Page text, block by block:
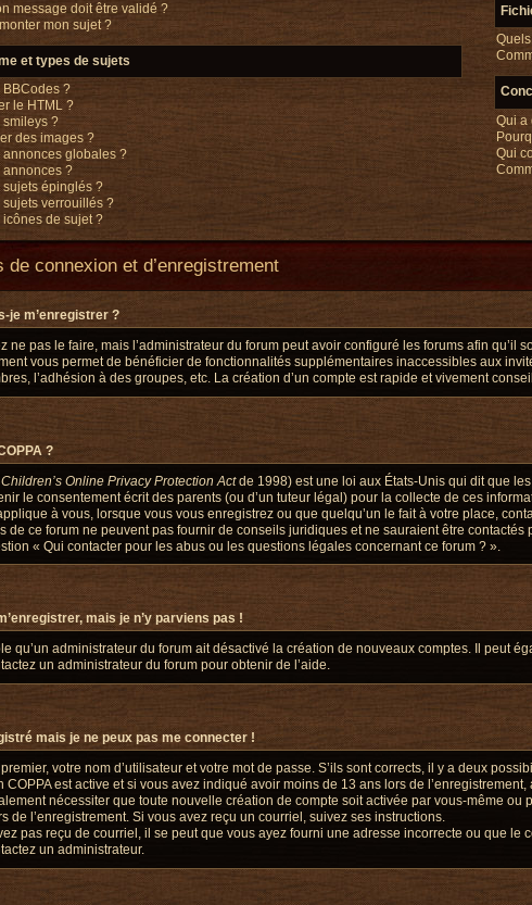
message doit être validé ?
mon sujet ?
et types de sujets
BBCodes ?
le HTML ?
smileys ?
des images ?
annonces globales ?
annonces ?
sujets épinglés ?
sujets verrouillés ?
icônes de sujet ?
Qui a
Qui
de connexion et d’enregistrement
je m’enregistrer ?
ne pas le faire, mais l’administrateur du forum peut avoir configuré les forums afin qu’il
vous permet de bénéficier de fonctionnalités supplémentaires inaccessibles aux
l’adhésion à des groupes, etc. La création d’un compte est rapide et vivement
?
Children’s Online Privacy Protection Actde 1998) est une loi aux États-Unis qui dit que
le consentement écrit des parents (ou d’un tuteur légal) pour la collecte de ces
à vous, lorsque vous vous enregistrez ou que quelqu’un le fait à votre place,
de ce forum ne peuvent pas fournir de conseils juridiques et ne sauraient être
« Qui contacter pour les abus ou les questions légales concernant ce forum ? ».
mais je n’y parviens pas !
qu’un administrateur du forum ait désactivé la création de nouveaux comptes. Il peut
un administrateur du forum pour obtenir de l’aide.
mais je ne peux pas me connecter !
votre nom d’utilisateur et votre mot de passe. S’ils sont corrects, il y a deux
COPPA est active et si vous avez indiqué avoir moins de 13 ans lors de
nécessiter que toute nouvelle création de compte soit activée par vous-même
de l’enregistrement. Si vous avez reçu un courriel, suivez ses instructions.
pas reçu de courriel, il se peut que vous ayez fourni une adresse incorrecte ou que
un administrateur.